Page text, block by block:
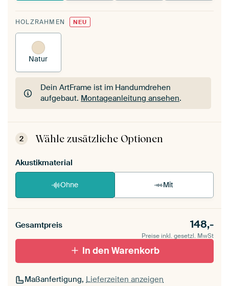
HOLZRAHMEN NEU
Natur
Dein ArtFrame ist im Handumdrehen
aufgebaut. Montageanleitung ansehen.
Dein ArtFrame ist im Handumdrehen
aufgebaut.Montageanleitung ansehen
2 Wähle zusätzliche Optionen
Akustikmaterial
Ohne Mit
Gesamtpreis 148,-
Preise inkl. gesetzl. MwSt
In den Warenkorb
Maßanfertigung, Lieferzeiten anzeigen